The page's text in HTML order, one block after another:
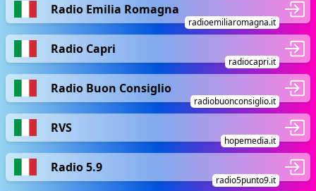
Radio Emilia Romagna
radioemiliaromagna.it
Radio Capri
radiocapri.it
Radio Buon Consiglio
radiobuonconsiglio.it
RVS
hopemedia.it
Radio 5.9
radio5punto9.it